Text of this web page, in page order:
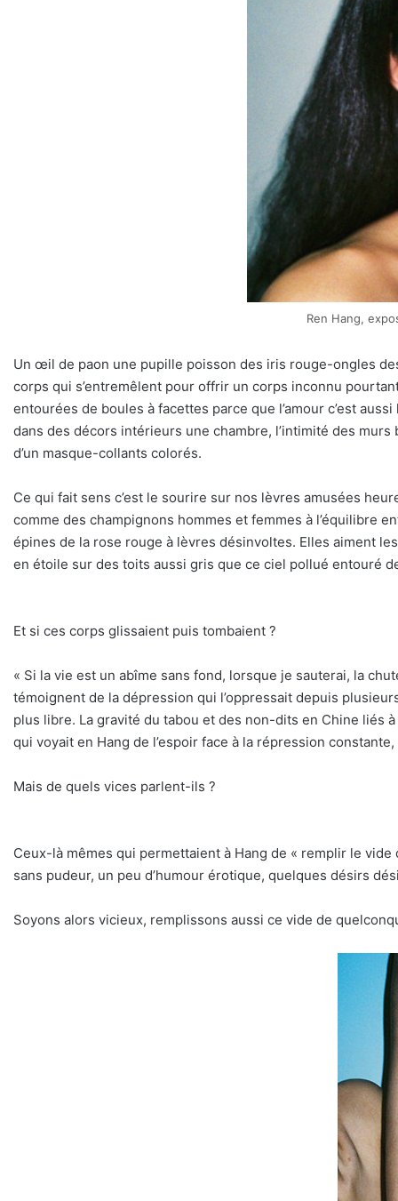
Ren Hang,
Un œil de paon une pupille poisson des iris rouge-ongles
corps qui s’entremêlent pour offrir un corps inconnu
entourées de boules à facettes parce que l’amour c’est
dans des décors intérieurs une chambre, l’intimité des
d’un masque-collants colorés.
Ce qui fait sens c’est le sourire sur nos lèvres amusées
comme des champignons hommes et femmes à l’équilibre
épines de la rose rouge à lèvres désinvoltes. Elles aiment
en étoile sur des toits aussi gris que ce ciel pollué entouré
Et si ces corps glissaient puis tombaient ?
« Si la vie est un abîme sans fond, lorsque je sauterai, la
témoignent de la dépression qui l’oppressait depuis
plus libre. La gravité du tabou et des non-dits en Chine liés
qui voyait en Hang de l’espoir face à la répression
Mais de quels vices parlent-ils ?
Ceux-là mêmes qui permettaient à Hang de « remplir le
sans pudeur, un peu d’humour érotique, quelques désirs
Soyons alors vicieux, remplissons aussi ce vide de